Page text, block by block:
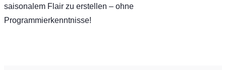
saisonalem Flair zu erstellen – ohne
Programmierkenntnisse!